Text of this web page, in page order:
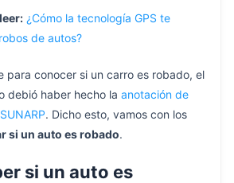
¿Cómo la tecnología GPS te
de autos?
para conocer si un carro es robado, el
debió haber hecho la anotación de
. Dicho esto, vamos con los
si un auto es robado.
si un auto es